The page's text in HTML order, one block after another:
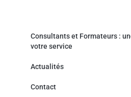
Consultants et Formateurs :
votre service
Actualités
Contact